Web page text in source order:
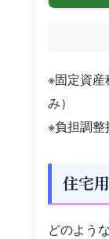
※固定資
み）
※負担調
住宅
どのよう